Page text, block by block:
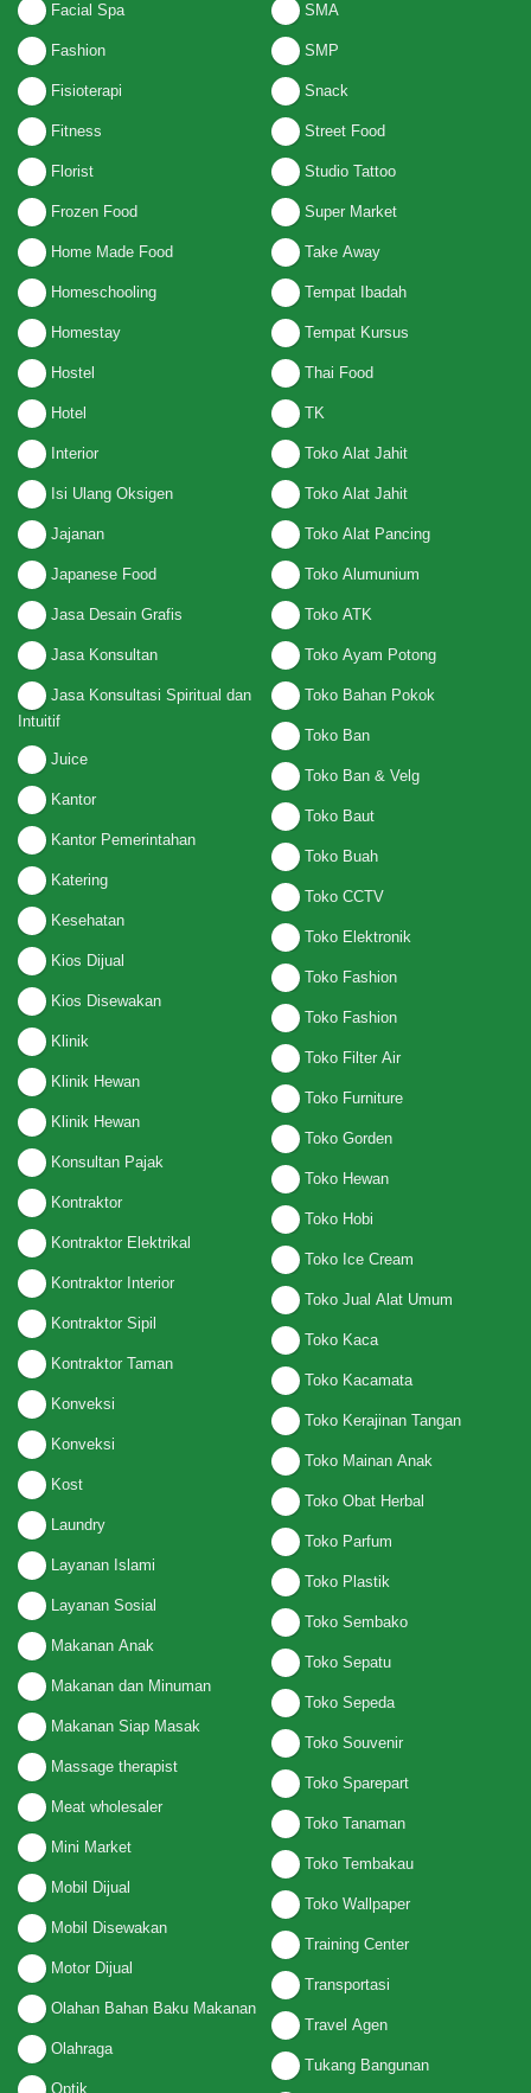
Facial Spa
Fashion
Fisioterapi
Fitness
Florist
Frozen Food
Home Made Food
Homeschooling
Homestay
Hostel
Hotel
Interior
Isi Ulang Oksigen
Jajanan
Japanese Food
Jasa Desain Grafis
Jasa Konsultan
Jasa Konsultasi Spiritual dan
Intuitif
Juice
Kantor
Kantor Pemerintahan
Katering
Kesehatan
Kios Dijual
Kios Disewakan
Klinik
Klinik Hewan
Klinik Hewan
Konsultan Pajak
Kontraktor
Kontraktor Elektrikal
Kontraktor Interior
Kontraktor Sipil
Kontraktor Taman
Konveksi
Konveksi
Kost
Laundry
Layanan Islami
Layanan Sosial
Makanan Anak
Makanan dan Minuman
Makanan Siap Masak
Massage therapist
Meat wholesaler
Mini Market
Mobil Dijual
Mobil Disewakan
Motor Dijual
Olahan Bahan Baku Makanan
Olahraga
Optik
SMA
SMP
Snack
Street Food
Studio Tattoo
Super Market
Take Away
Tempat Ibadah
Tempat Kursus
Thai Food
TK
Toko Alat Jahit
Toko Alat Jahit
Toko Alat Pancing
Toko Alumunium
Toko ATK
Toko Ayam Potong
Toko Bahan Pokok
Toko Ban
Toko Ban & Velg
Toko Baut
Toko Buah
Toko CCTV
Toko Elektronik
Toko Fashion
Toko Fashion
Toko Filter Air
Toko Furniture
Toko Gorden
Toko Hewan
Toko Hobi
Toko Ice Cream
Toko Jual Alat Umum
Toko Kaca
Toko Kacamata
Toko Kerajinan Tangan
Toko Mainan Anak
Toko Obat Herbal
Toko Parfum
Toko Plastik
Toko Sembako
Toko Sepatu
Toko Sepeda
Toko Souvenir
Toko Sparepart
Toko Tanaman
Toko Tembakau
Toko Wallpaper
Training Center
Transportasi
Travel Agen
Tukang Bangunan